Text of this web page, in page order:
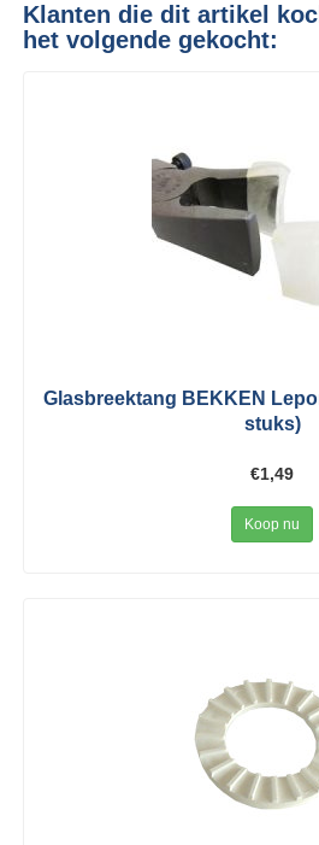
Klanten die dit artikel
het volgende gekocht:
Glasbreektang BEKKEN
stuks)
€1,49
Koop nu